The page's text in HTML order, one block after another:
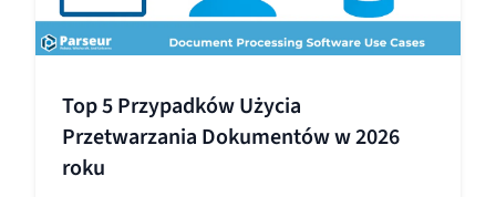
Top 5 Przypadków Użycia
Przetwarzania Dokumentów w 2026
roku